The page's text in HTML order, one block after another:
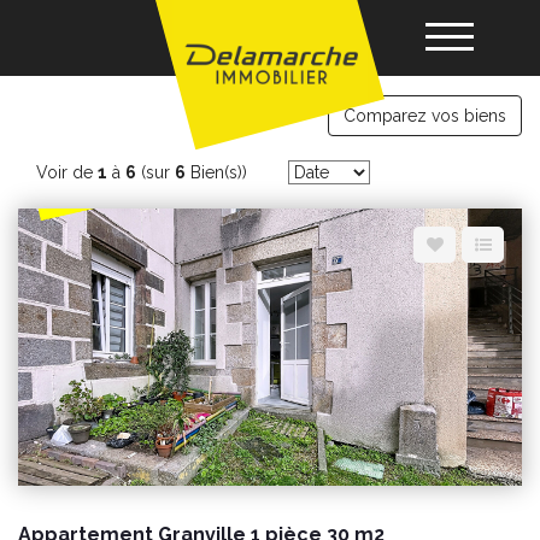
Louer
Vendre
Gérance
Nos agences
Appartements a vendre studio t1
Comparez vos biens
Voir de 1 à 6 (sur 6 Bien(s))
Appartement Granville 1 pièce 30 m2